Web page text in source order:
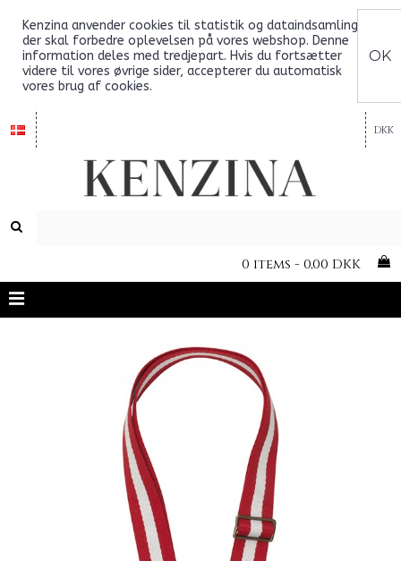
Kenzina anvender cookies til statistik og dataindsamling,
der skal forbedre oplevelsen på vores webshop. Denne
information deles med tredjepart. Hvis du fortsætter
videre til vores øvrige sider, accepterer du automatisk
vores brug af cookies.
OK
DKK
0 items - 0,00 DKK